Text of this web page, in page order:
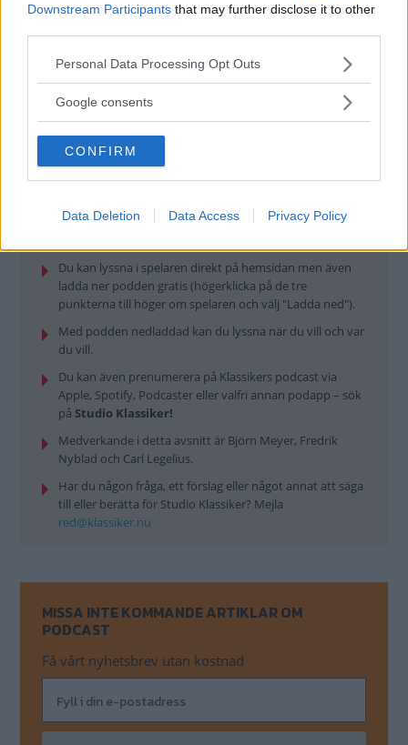
Downstream Participants that may further disclose it to other
Please note that this website/app uses one or more Google
not limited to your visit or usage behaviour. You may click to
use your data for below specified purposes in below Google
consent section.
Personal Data Processing Opt Outs
Google consents
CONFIRM
Data Deletion Data Access Privacy Policy
Volkswagen Lupo GTI ✔ Volvo 145 DeLuxe ✔ Saab 96 på
special ✔ Ford Anglia ✔ Vinn en avfuktare!
Läs mer >
Köp 99 kr
SÅ LYSSNAR DU PÅ STUDIO KLASSIKER
Du kan lyssna i spelaren direkt på hemsidan men även
ladda ner podden gratis (högerklicka på de tre
punkterna till höger om spelaren och välj "Ladda ned").
Med podden nedladdad kan du lyssna när du vill och var
du vill.
Du kan även prenumerera på Klassikers podcast via
Apple, Spotify, Podcaster eller valfri annan podapp – sök
på Studio Klassiker!
Medverkande i detta avsnitt är Björn Meyer, Fredrik
Nyblad och Carl Legelius.
Har du någon fråga, ett förslag eller något annat att säga
till eller berätta för Studio Klassiker? Mejla
red@klassiker.nu
MISSA INTE KOMMANDE ARTIKLAR OM
PODCAST
Få vårt nyhetsbrev utan kostnad